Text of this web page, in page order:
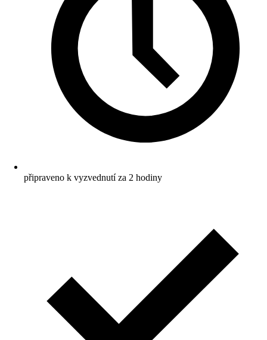
připraveno k vyzvednutí za 2 hodiny